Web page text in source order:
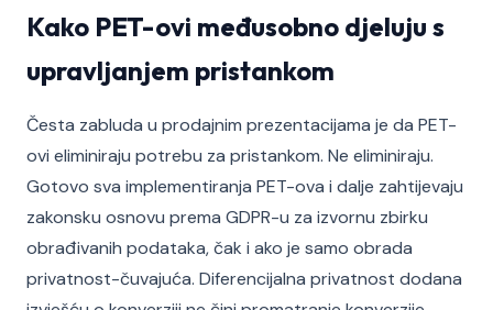
Kako PET-ovi međusobno djeluju s
upravljanjem pristankom
Česta zabluda u prodajnim prezentacijama je da PET-
ovi eliminiraju potrebu za pristankom. Ne eliminiraju.
Gotovo sva implementiranja PET-ova i dalje zahtijevaju
zakonsku osnovu prema GDPR-u za izvornu zbirku
obrađivanih podataka, čak i ako je samo obrada
privatnost-čuvajuća. Diferencijalna privatnost dodana